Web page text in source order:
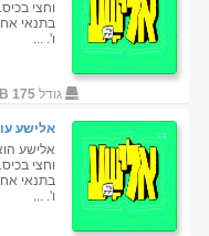
וחצי
בתנאי
ו'. ...
גודל175 MB
אלישע עונה 1 -
וחצי
בתנאי
ו'. ...